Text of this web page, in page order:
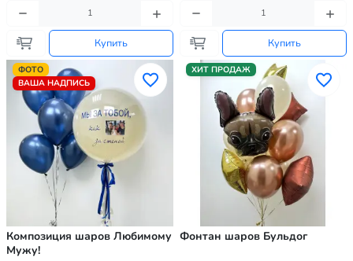
Купить Купить
ФОТО
ВАША НАДПИСЬ
Композиция шаров Любимому
Мужу!
ХИТ ПРОДАЖ
Фонтан шаров Бульдог